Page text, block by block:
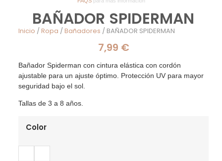
BAÑADOR SPIDERMAN
Inicio / Ropa / Bañadores / BAÑADOR SPIDERMAN
7,99 €
Bañador Spiderman con cintura elástica con cordón
ajustable para un ajuste óptimo. Protección UV para mayor
seguridad bajo el sol.
Tallas de 3 a 8 años.
Color